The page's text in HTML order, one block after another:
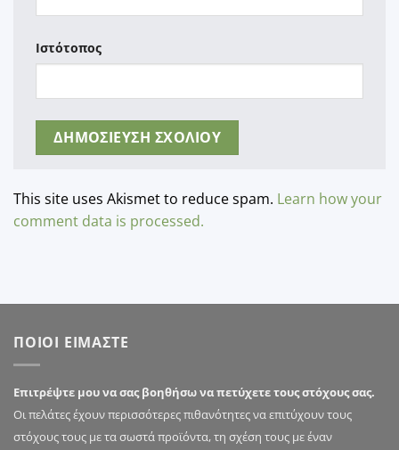
Ιστότοπος
This site uses Akismet to reduce spam. Learn how your
comment data is processed.
ΠΟΙΟΙ ΕΙΜΑΣΤΕ
Επιτρέψτε μου να σας βοηθήσω να πετύχετε τους στόχους σας.
Οι πελάτες έχουν περισσότερες πιθανότητες να επιτύχουν τους
στόχους τους με τα σωστά προϊόντα, τη σχέση τους με έναν